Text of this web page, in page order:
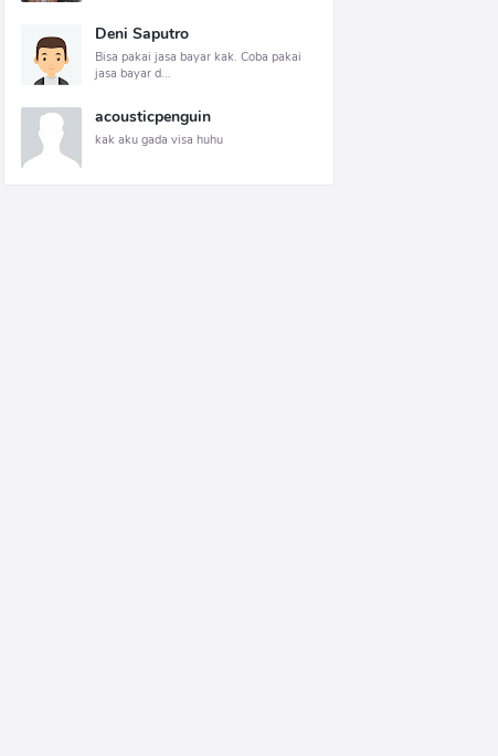
Deni Saputro
Bisa pakai jasa bayar kak. Coba pakai
jasa bayar d...
acousticpenguin
kak aku gada visa huhu